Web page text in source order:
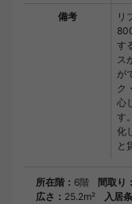
備考
リ
す
ス
が
ク
心
す
化
と
所在階： 6階 間取り：
広さ： 25.2m² 入居